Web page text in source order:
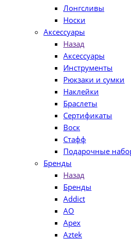
Лонгсливы
Носки
Аксессуары
Назад
Аксессуары
Инструменты
Рюкзаки и сумки
Наклейки
Браслеты
Сертификаты
Воск
Стафф
Подарочные
Бренды
Назад
Бренды
Addict
AO
Apex
Aztek